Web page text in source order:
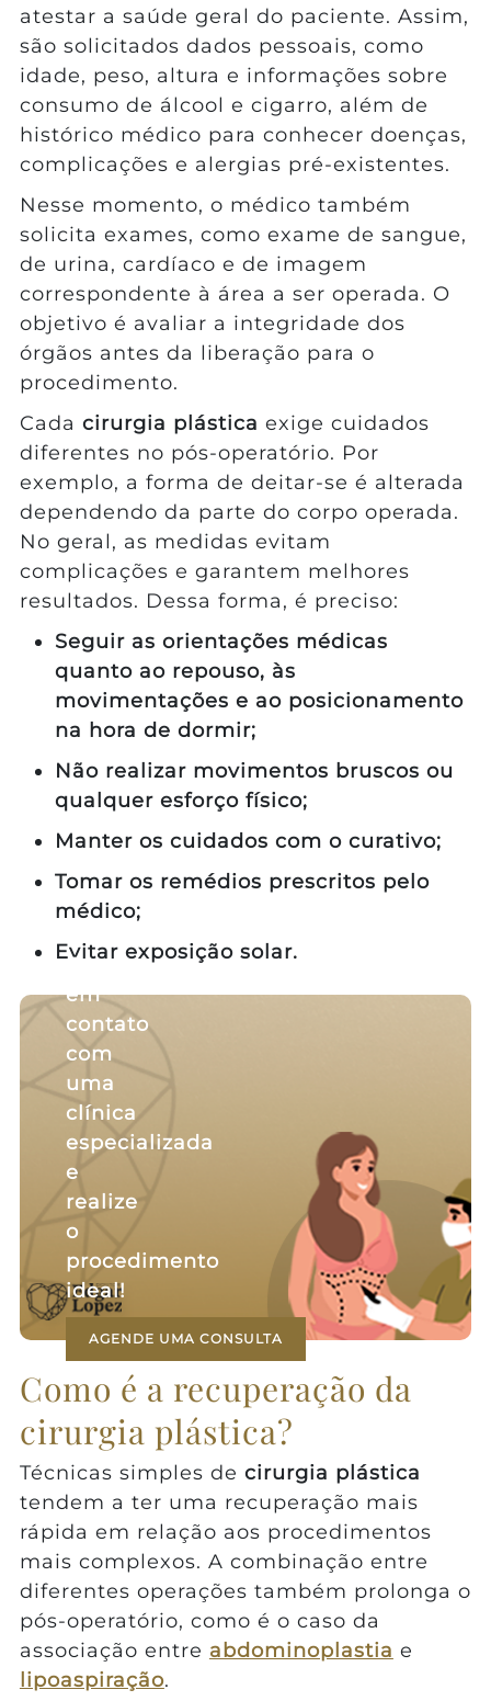
atestar a saúde geral do paciente. Assim,
são solicitados dados pessoais, como
idade, peso, altura e informações sobre
consumo de álcool e cigarro, além de
histórico médico para conhecer doenças,
complicações e alergias pré-existentes.
Nesse momento, o médico também
solicita exames, como exame de sangue,
de urina, cardíaco e de imagem
correspondente à área a ser operada. O
objetivo é avaliar a integridade dos
órgãos antes da liberação para o
procedimento.
Cada cirurgia plástica exige cuidados
diferentes no pós-operatório. Por
exemplo, a forma de deitar-se é alterada
dependendo da parte do corpo operada.
No geral, as medidas evitam
complicações e garantem melhores
resultados. Dessa forma, é preciso:
Seguir as orientações médicas
quanto ao repouso, às
movimentações e ao posicionamento
na hora de dormir;
Não realizar movimentos bruscos ou
qualquer esforço físico;
Manter os cuidados com o curativo;
Tomar os remédios prescritos pelo
médico;
Evitar exposição solar.
Entre
em
contato
com
uma
clínica
especializada
e
realize
o
procedimento
ideal!
AGENDE UMA CONSULTA
Como é a recuperação da
cirurgia plástica?
Técnicas simples de cirurgia plástica
tendem a ter uma recuperação mais
rápida em relação aos procedimentos
mais complexos. A combinação entre
diferentes operações também prolonga o
pós-operatório, como é o caso da
associação entre abdominoplastia e
lipoaspiração.